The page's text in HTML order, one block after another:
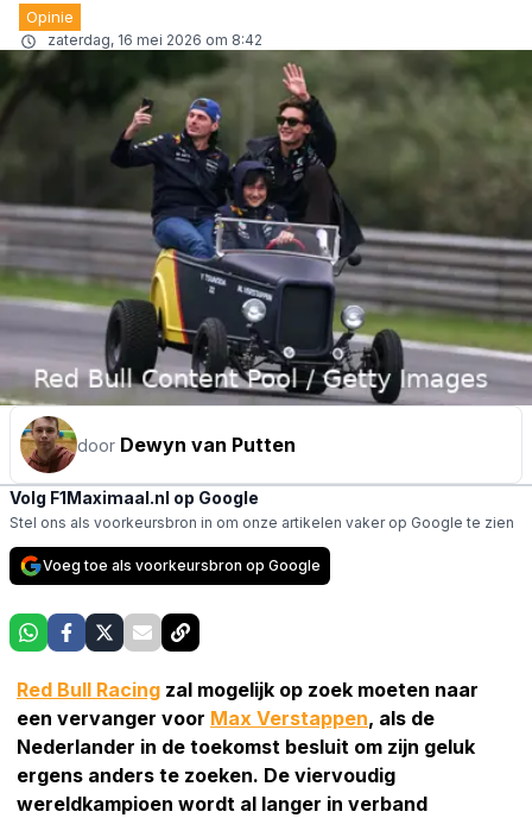
Opinie
zaterdag, 16 mei 2026 om 8:42
door Dewyn van Putten
Volg F1Maximaal.nl op Google
Stel ons als voorkeursbron in om onze artikelen vaker op Google te zien
Voeg toe als voorkeursbron op Google
Red Bull Racing zal mogelijk op zoek moeten naar
een vervanger voor Max Verstappen, als de
Nederlander in de toekomst besluit om zijn geluk
ergens anders te zoeken. De viervoudig
wereldkampioen wordt al langer in verband